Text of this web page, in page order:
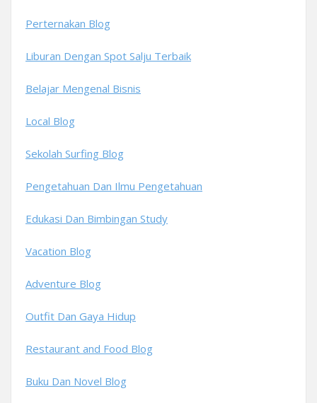
Perternakan Blog
Liburan Dengan Spot Salju Terbaik
Belajar Mengenal Bisnis
Local Blog
Sekolah Surfing Blog
Pengetahuan Dan Ilmu Pengetahuan
Edukasi Dan Bimbingan Study
Vacation Blog
Adventure Blog
Outfit Dan Gaya Hidup
Restaurant and Food Blog
Buku Dan Novel Blog